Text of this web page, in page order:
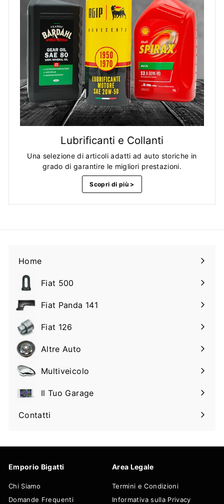
Lubrificanti e Collanti
Una selezione di articoli adatti ad auto storiche in
grado di garantire le migliori prestazioni.
Scopri di più >
Home
Fiat 500
Espandi
il
sottomenu
Fiat Panda 141
Espandi
il
sottomenu
Fiat 126
Espandi
il
sottomenu
Altre Auto
Espandi
il
sottomenu
Multiveicolo
Espandi
il
sottomenu
Il Tuo Garage
Espandi
il
Contatti
Emporio Bigatti
Chi Siamo
Domande Frequenti
Area Legale
Termini e Condizioni
Informativa sulla Privacy